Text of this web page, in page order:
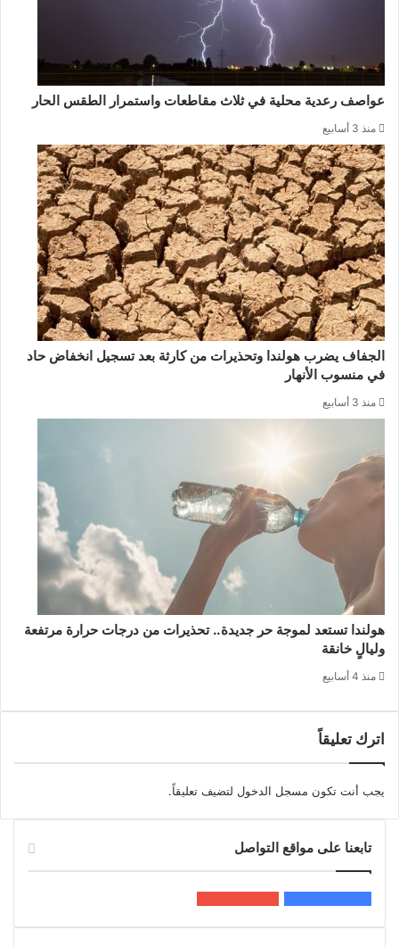
عواصف رعدية محلية في ثلاث مقاطعات واستمرار الطقس الحار
منذ 3 أسابيع
الجفاف يضرب هولندا وتحذيرات من كارثة بعد تسجيل انخفاض حاد
في منسوب الأنهار
منذ 3 أسابيع
هولندا تستعد لموجة حر جديدة.. تحذيرات من درجات حرارة مرتفعة
وليالٍ خانقة
منذ 4 أسابيع
اترك تعليقاً
يجب أنت تكون مسجل الدخول لتضيف تعليقاً.
تابعنا على مواقع التواصل